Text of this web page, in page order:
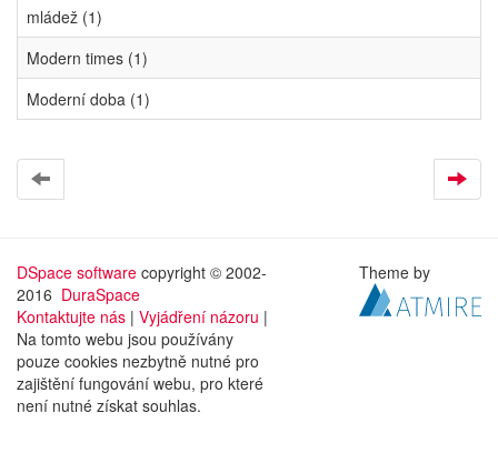
mládež (1)
Modern times (1)
Moderní doba (1)
DSpace software copyright © 2002-
2016 DuraSpace
Kontaktujte nás | Vyjádření názoru |
Na tomto webu jsou používány
pouze cookies nezbytně nutné pro
zajištění fungování webu, pro které
není nutné získat souhlas.
Theme by